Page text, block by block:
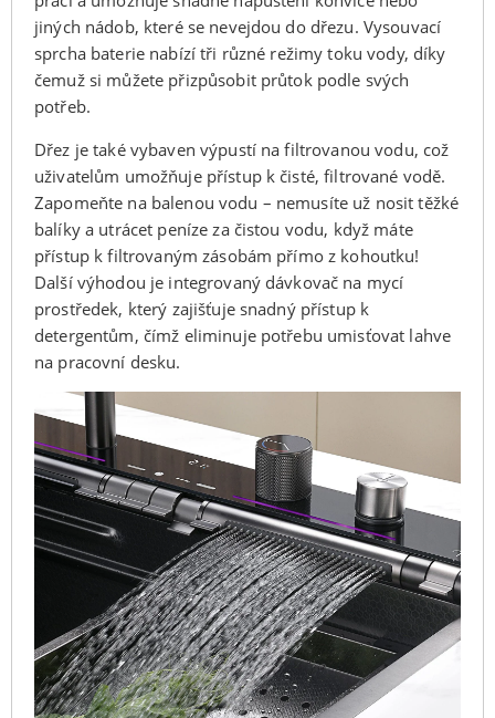
jiných nádob, které se nevejdou do dřezu. Vysouvací
sprcha baterie nabízí tři různé režimy toku vody, díky
čemuž si můžete přizpůsobit průtok podle svých
potřeb.
Dřez je také vybaven výpustí na filtrovanou vodu, což
uživatelům umožňuje přístup k čisté, filtrované vodě.
Zapomeňte na balenou vodu – nemusíte už nosit těžké
balíky a utrácet peníze za čistou vodu, když máte
přístup k filtrovaným zásobám přímo z kohoutku!
Další výhodou je integrovaný dávkovač na mycí
prostředek, který zajišťuje snadný přístup k
detergentům, čímž eliminuje potřebu umisťovat lahve
na pracovní desku.